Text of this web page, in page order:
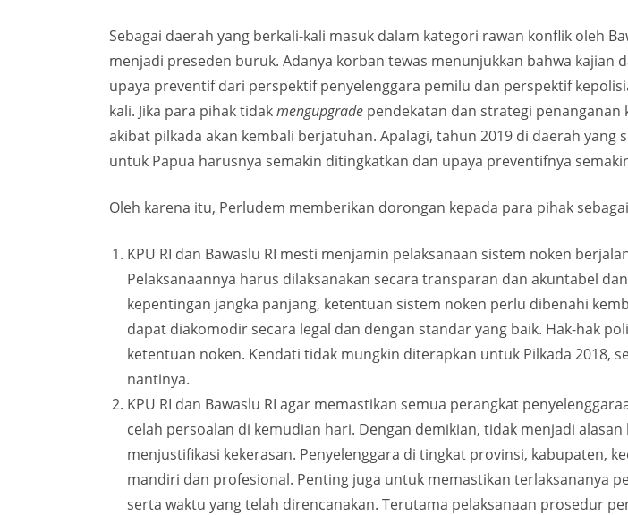
Sebagai daerah yang berkali-kali masuk dalam kategori rawan konflik oleh
menjadi preseden buruk. Adanya korban tewas menunjukkan bahwa kajian
upaya preventif dari perspektif penyelenggara pemilu dan perspektif
kali. Jika para pihak tidakmengupgrade pendekatan dan strategi
akibat pilkada akan kembali berjatuhan. Apalagi, tahun 2019 di daerah
untuk Papua harusnya semakin ditingkatkan dan upaya preventifnya
Oleh karena itu, Perludem memberikan dorongan kepada para pihak
KPU RI dan Bawaslu RI mesti menjamin pelaksanaan sistem noken
Pelaksanaannya harus dilaksanakan secara transparan dan akuntabel
kepentingan jangka panjang, ketentuan sistem noken perlu dibenahi
dapat diakomodir secara legal dan dengan standar yang baik. Hak-hak
ketentuan noken. Kendati tidak mungkin diterapkan untuk Pilkada 2018,
nantinya.
KPU RI dan Bawaslu RI agar memastikan semua perangkat
celah persoalan di kemudian hari. Dengan demikian, tidak menjadi
menjustifikasi kekerasan. Penyelenggara di tingkat provinsi, kabupaten,
mandiri dan profesional. Penting juga untuk memastikan terlaksananya
serta waktu yang telah direncanakan. Terutama pelaksanaan prosedur